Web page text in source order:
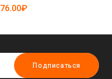
76.00₽
Подписаться